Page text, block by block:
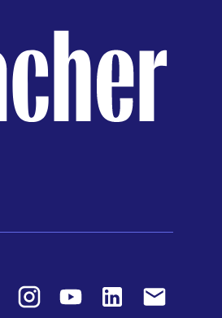
FacebookInstagram Youtube LinkedIn